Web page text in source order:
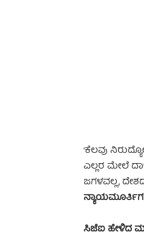
‘ಕೆಲವು
ಎಲ್ಲರ ಮೇಲೆ
ಜಗಳವಲ್ಲ,
ಸಿಜೆಐ ಹೇಳಿದ